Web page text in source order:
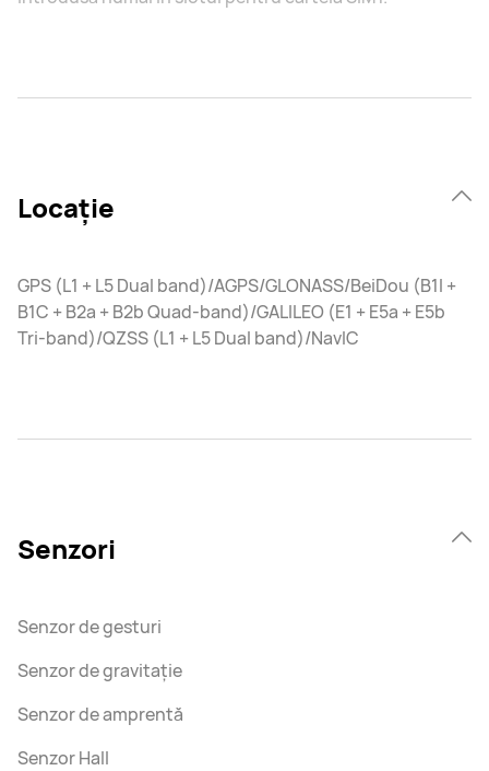
Locație
GPS (L1 + L5 Dual band)/AGPS/GLONASS/BeiDou (B1I +
B1C + B2a + B2b Quad-band)/GALILEO (E1 + E5a + E5b
Tri-band)/QZSS (L1 + L5 Dual band)/NavIC
Senzori
Senzor de gesturi
Senzor de gravitație
Senzor de amprentă
Senzor Hall